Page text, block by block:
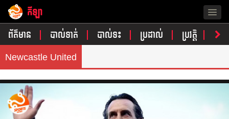
កីឡា
ព័ត៌មាន បាល់ទាត់ បាល់ទះ ប្រដាល់ ប្រវត្តិ​​ វិភា
Newcastle United